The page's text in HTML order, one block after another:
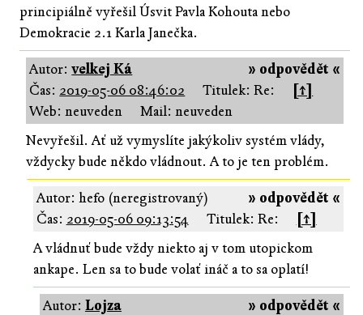
principiálně vyřešil Úsvit Pavla Kohouta nebo
Demokracie 2.1 Karla Janečka.
» odpovědět «
Autor:velkej Ká
Čas: 2019-05-06 08:46:02 Titulek: Re:
[↑]
Web: neuveden
Mail: neuveden
Nevyřešil. Ať už vymyslíte jakýkoliv systém vlády,
vždycky bude někdo vládnout. A to je ten problém.
» odpovědět «
Autor: hefo (neregistrovaný)
Čas: 2019-05-06 09:13:54 Titulek: Re:
[↑]
A vládnuť bude vždy niekto aj v tom utopickom
ankape. Len sa to bude volať ináč a to sa oplatí!
» odpovědět «
Autor: Lojza